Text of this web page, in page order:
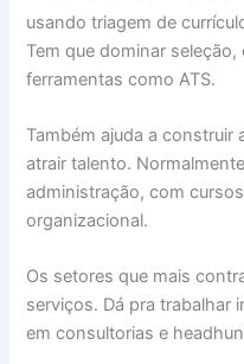
usando triagem de
Tem que dominar
ferramentas como ATS.
Também ajuda a construir
atrair talento.
administração, com
organizacional.
Os setores que mais
serviços. Dá pra trabalhar
em consultorias e